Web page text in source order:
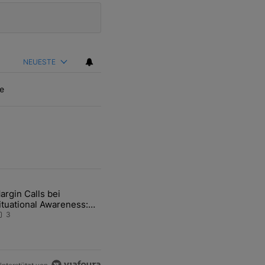
NEUESTE
Artikel der letzten 7 days.
der Zentralbanken könnte Goldpreis weiter belasten" mit 5
mit dem Titel "Margin Calls bei Situational Awareness: Alles
Calls bei
Awareness:
über den Retter-
3